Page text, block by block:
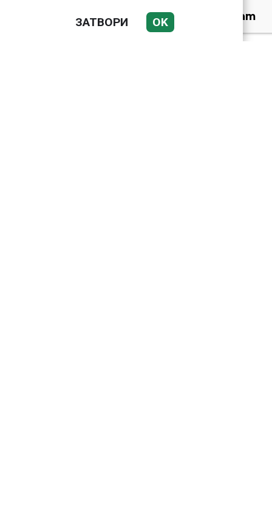
Веригите пробутват
вносни продукти за
ЗАТВОРИ OK